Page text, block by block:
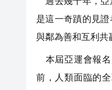
是這一奇蹟的見
與鄰為善和互利共
本屆亞運會報名
前，人類面臨的